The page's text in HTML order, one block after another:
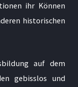
ihr Können
historischen
auf dem
gebisslos und